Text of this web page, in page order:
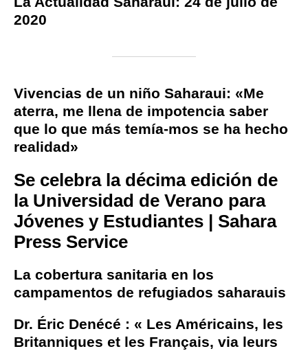
2020
Vivencias de un niño Saharaui: «Me
aterra, me llena de impotencia saber
que lo que más temía-mos se ha hecho
realidad»
Se celebra la décima edición de
la Universidad de Verano para
Jóvenes y Estudiantes | Sahara
Press Service
La cobertura sanitaria en los
campamentos de refugiados saharauis
Dr. Éric Denécé : « Les Américains, les
Britanniques et les Français, via leurs